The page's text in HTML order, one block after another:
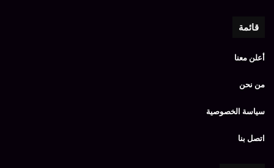
قائمة
أعلن معنا
من نحن
سياسة الخصوصية
اتصل بنا